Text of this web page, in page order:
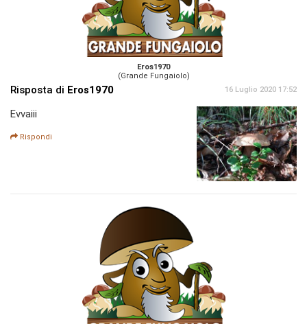
Eros1970
(Grande Fungaiolo)
Risposta di Eros1970 16 Luglio 2020 17:52
Evvaiii
Rispondi